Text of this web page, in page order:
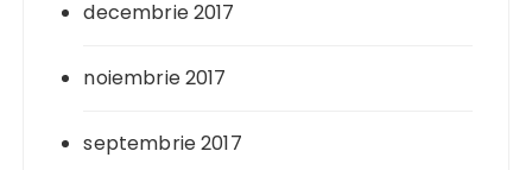
decembrie 2017
noiembrie 2017
septembrie 2017